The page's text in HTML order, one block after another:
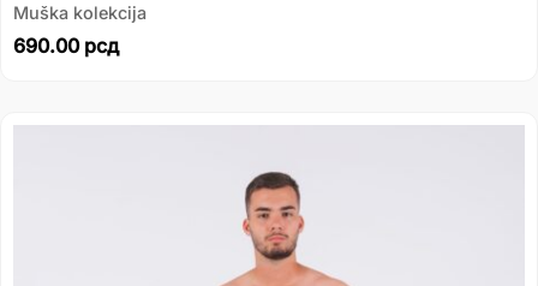
Muška kolekcija
690.00 рсд